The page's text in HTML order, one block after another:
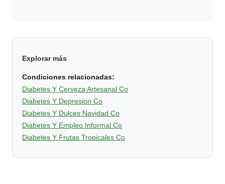
Explorar más
Condiciones relacionadas:
Diabetes Y Cerveza Artesanal Co
Diabetes Y Depresion Co
Diabetes Y Dulces Navidad Co
Diabetes Y Empleo Informal Co
Diabetes Y Frutas Tropicales Co